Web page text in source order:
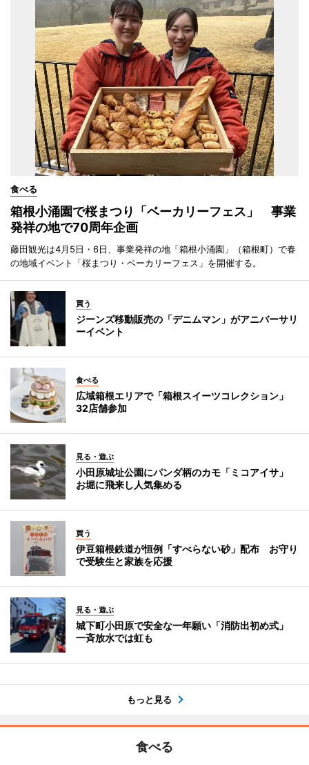
食べる
箱根小涌園で桜まつり「ベーカリーフェス」 事業
発祥の地で70周年企画
藤田観光は4月5日・6日、事業発祥の地「箱根小涌園」（箱根町）で春
の地域イベント「桜まつり・ベーカリーフェス」を開催する。
買う
ジーンズ移動販売の「デニムマン」がアニバーサリ
ーイベント
食べる
広域箱根エリアで「箱根スイーツコレクション」
32店舗参加
見る・遊ぶ
小田原城址公園にパンダ柄のカモ「ミコアイサ」
お堀に飛来し人気集める
買う
伊豆箱根鉄道が恒例「すべらない砂」配布 お守り
で受験生と家族を応援
見る・遊ぶ
城下町小田原で安全な一年願い「消防出初め式」
一斉放水では虹も
もっと見る
食べる